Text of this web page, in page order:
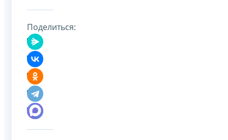
Поделиться: